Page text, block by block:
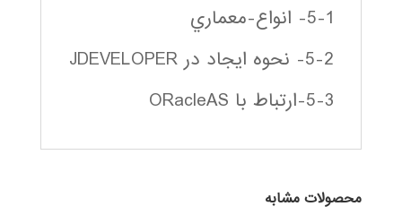
5-1- انواع-معماري
5-2- نحوه ایجاد در JDEVELOPER
5-3-ارتباط با ORacleAS
محصولات مشابه